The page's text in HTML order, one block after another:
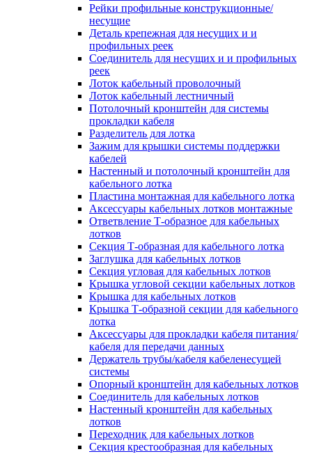
Рейки профильные конструкционные/
несущие
Деталь крепежная для несущих и и
профильных реек
Соединитель для несущих и и профильных
реек
Лоток кабельный проволочный
Лоток кабельный лестничный
Потолочный кронштейн для системы
прокладки кабеля
Разделитель для лотка
Зажим для крышки системы поддержки
кабелей
Настенный и потолочный кронштейн для
кабельного лотка
Пластина монтажная для кабельного лотка
Аксессуары кабельных лотков монтажные
Ответвление Т-образное для кабельных
лотков
Секция Т-образная для кабельного лотка
Заглушка для кабельных лотков
Секция угловая для кабельных лотков
Крышка угловой секции кабельных лотков
Крышка для кабельных лотков
Крышка Т-образной секции для кабельного
лотка
Аксессуары для прокладки кабеля питания/
кабеля для передачи данных
Держатель трубы/кабеля кабеленесущей
системы
Опорный кронштейн для кабельных лотков
Соединитель для кабельных лотков
Настенный кронштейн для кабельных
лотков
Переходник для кабельных лотков
Секция крестообразная для кабельных